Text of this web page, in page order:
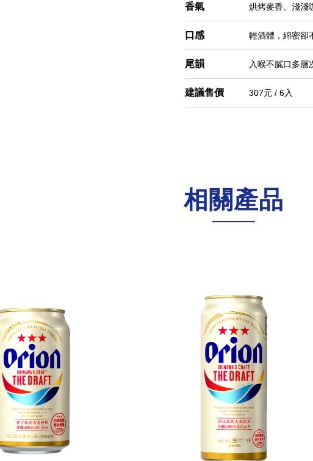
香氣 烘烤麥香、淺淺
口感 輕酒體，綿密卻
尾韻 入喉不膩口多層
建議售價 307元 / 6入
相關產品